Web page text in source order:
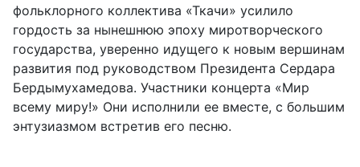
фольклорного коллектива «Ткачи» усилило
гордость за нынешнюю эпоху миротворческого
государства, уверенно идущего к новым вершинам
развития под руководством Президента Сердара
Бердымухамедова. Участники концерта «Мир
всему миру!» Они исполнили ее вместе, с большим
энтузиазмом встретив его песню.